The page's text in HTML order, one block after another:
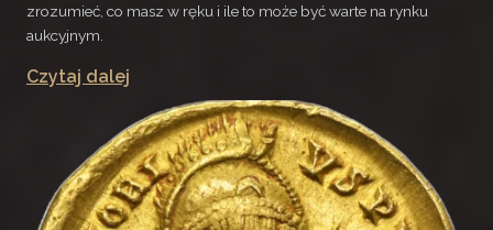
zrozumieć, co masz w ręku i ile to może być warte na rynku
aukcyjnym.
Czytaj dalej